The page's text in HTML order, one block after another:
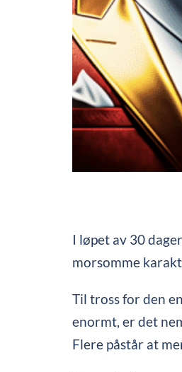
I løpet av 30
morsomme
Til tross for den
enormt, er det
Flere påstår at